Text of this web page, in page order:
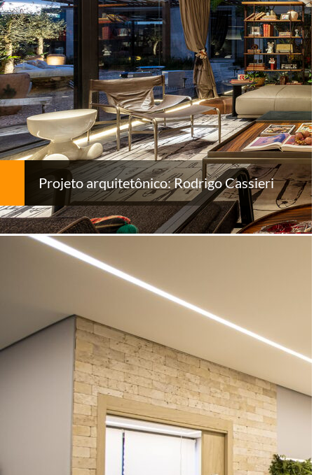
Projeto arquitetônico: Rodrigo Cassieri